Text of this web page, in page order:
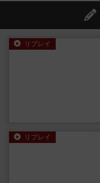
リプレイ
リプレイ